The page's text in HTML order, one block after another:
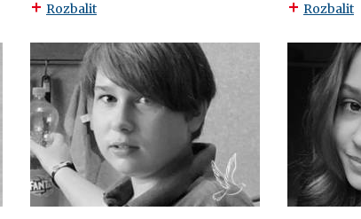
Rozbalit
Rozbalit